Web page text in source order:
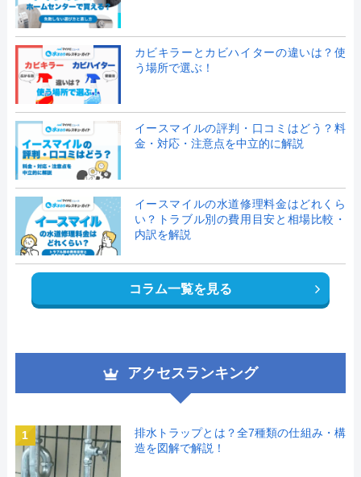
カビキラーとカビハイターの違いは？使
う場所で選ぶ！
イースマイルの評判・口コミはどう？料
金・対応・注意点を中立的に解説
イースマイルの水道修理料金はどれくら
い？トラブル別の費用目安と相場比較・
内訳を解説
コラム一覧を見る
アクセスランキング
1
排水トラップとは？全7種類の仕組み・構
造を図解で解説！